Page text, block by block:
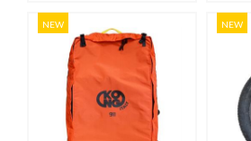
NEW NEW